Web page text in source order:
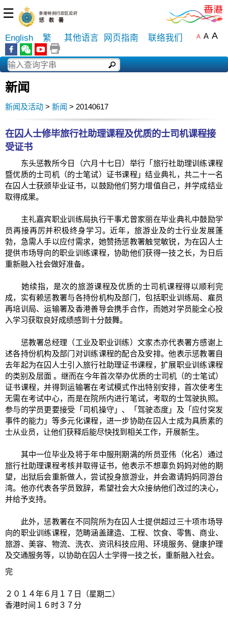
☰
English 繁 其他语言 网页指南 联络我们 A A A
新闻
新闻及活动 > 新闻 > 20140617
在囚人士修毕旅行社助理课程及优质的士司机课程接
受证书
东头惩教所今日（六月十七日）举行「旅行社助理训练课程
暨优质的士司机（的士笔试）证书课程」结业典礼，共二十一名
在囚人士获颁毕业证书，以鼓励他们努力增值自己，并学成结业
取得成果。
主礼嘉宾职业训练局执行干事尤曾家丽在毕业典礼中鼓励学
员再接再厉并积极终身学习。近年，旅游业及的士行业发展蓬
勃，急需人手以应付需求，她赞扬惩教署触觉敏锐，为在囚人士
提供市场导向的职业训练课程，协助他们获得一技之长，为日后
重新融入社会做好准备。
她续指，是次的旅游课程及优质的士司机课程得以顺利完
成，实有赖惩教署与各持份机构及部门，包括职业训练局、雇员
再培训局、运输署及香港善导会携手合作，而她对学员能全心投
入学习获取良好成绩感到十分鼓舞。
惩教署总经理（工业及职业训练）文家杰亦代表署方感谢上
述各持份机构及部门对训练课程的配合及安排。他表示惩教署自
去年起为在囚人士引入旅行社助理证书课程，扩展职业训练课程
的类别及层面 。继而在今年首次举办优质的士司机（的士笔试）
证书课程，并得到运输署在考试模式作出特别安排，首次使考生
无需在考试中心，而是在院所内进行笔试，考取的士驾驶执照。
参与的学员更要接受「司机操守」、「驾驶态度」及「应付突发
事件的能力」等多元化课程，进一步协助在囚人士成为具质素的
士从业员，让他们获释后能尽快找到相关工作，开展新生。
其中一位毕业及将于年中服刑期满的所员亚伟（化名）通过
旅行社助理课程考核并取得证书，他表示不想辜负妈妈对他的期
望，出狱后会重新做人，尝试投身旅游业，并会邀请妈妈同游台
湾。他亦代表各学员致辞，希望社会大众接纳他们改过的决心，
并给予支持。
此外，惩教署在不同院所为在囚人士提供超过三十项市场导
向的职业训练课程，范畴涵盖建造、工程、饮食、零售、商业、
旅游、美容、物流、洗衣、资讯科技应用、环境服务、健康护理
及交通服务等，以协助在囚人士学得一技之长，重新融入社会。
完
２０１４年６月１７日（星期二）
香港时间１６时３７分